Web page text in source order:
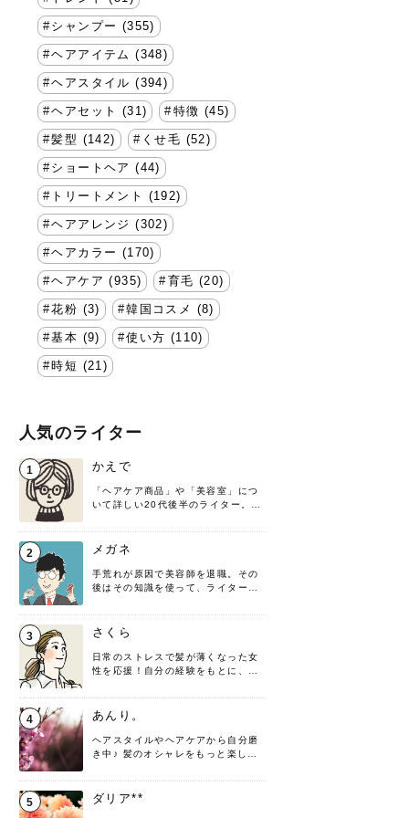
シャンプー (355)
ヘアアイテム (348)
ヘアスタイル (394)
ヘアセット (31) 特徴 (45)
髪型 (142) くせ毛 (52)
ショートヘア (44)
トリートメント (192)
ヘアアレンジ (302)
ヘアカラー (170)
ヘアケア (935) 育毛 (20)
花粉 (3) 韓国コスメ (8)
基本 (9) 使い方 (110)
時短 (21)
人気のライター
1 かえで
「ヘアケア商品」や「美容室」につ
いて詳しい20代後半のライター。楽
す！
2 メガネ
手荒れが原因で美容師を退職。その
後はその知識を使って、ライターと
髪の知識をわかりやすく紹介しま
す！
3 さくら
日常のストレスで髪が薄くなった女
性を応援！自分の経験をもとに、執
4 あんり。
ヘアスタイルやヘアケアから自分磨
き中♪ 髪のオシャレをもっと楽しめ
♡ 役立つ情報をお届けできるように
頑張ります！よろしくお願いしま
5 ダリア**